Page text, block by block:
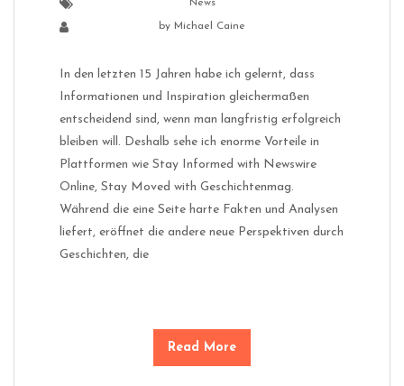
News
by Michael Caine
In den letzten 15 Jahren habe ich gelernt, dass
Informationen und Inspiration gleichermaßen
entscheidend sind, wenn man langfristig erfolgreich
bleiben will. Deshalb sehe ich enorme Vorteile in
Plattformen wie Stay Informed with Newswire
Online, Stay Moved with Geschichtenmag.
Während die eine Seite harte Fakten und Analysen
liefert, eröffnet die andere neue Perspektiven durch
Geschichten, die
Read More